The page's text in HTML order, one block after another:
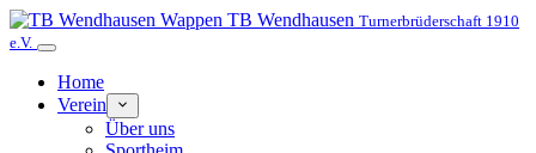
TB Wendhausen Turnerbrüderschaft 1910
e.V.
Home
Verein
Über uns